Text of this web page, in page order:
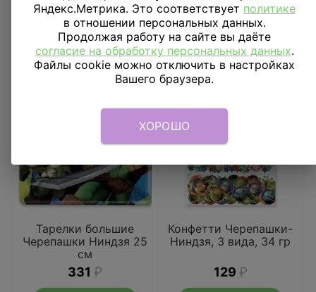
Тарелки большие
Черепашки Ниндзя 25
см
331 ₽
Конфетти Черепашки-
Ниндзя, 3 вида, 34 гр
129 ₽
Яндекс.Метрика. Это соответствует политике
в отношении персональных данных.
Продолжая работу на сайте вы даёте
согласие на обработку персональных данных.
Файлы cookie можно отключить в настройках
Вашего браузера.
ХОРОШО